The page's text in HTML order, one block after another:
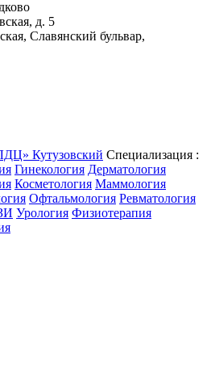
д. 5
Славянский бульвар,
Специализация :
Гинекология Дерматология
Косметология Маммология
Офтальмология Ревматология
Урология Физиотерапия